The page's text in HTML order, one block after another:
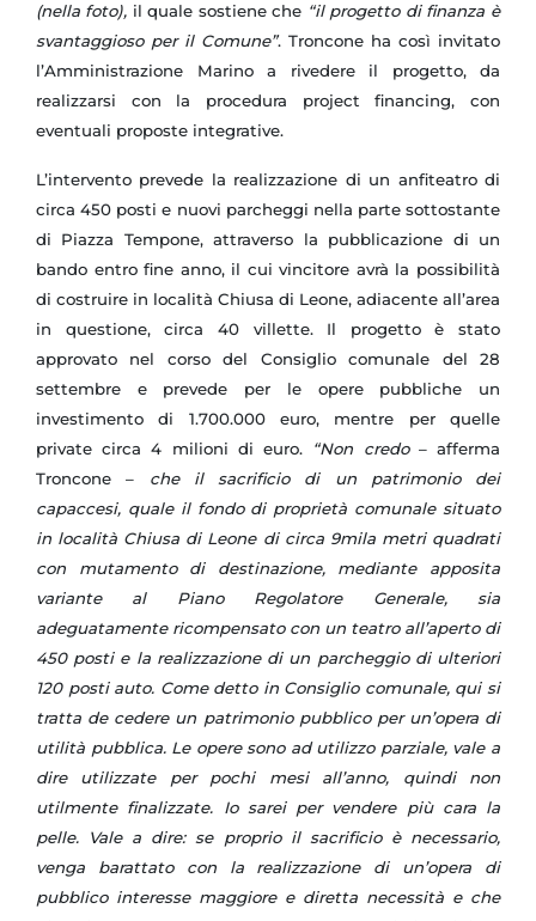
(nella foto), il quale sostiene che “il progetto di finanza è
svantaggioso per il Comune”. Troncone ha così invitato
l’Amministrazione Marino a rivedere il progetto, da
realizzarsi con la procedura project financing, con
eventuali proposte integrative.
L’intervento prevede la realizzazione di un anfiteatro di
circa 450 posti e nuovi parcheggi nella parte sottostante
di Piazza Tempone, attraverso la pubblicazione di un
bando entro fine anno, il cui vincitore avrà la possibilità
di costruire in località Chiusa di Leone, adiacente all’area
in questione, circa 40 villette. Il progetto è stato
approvato nel corso del Consiglio comunale del 28
settembre e prevede per le opere pubbliche un
investimento di 1.700.000 euro, mentre per quelle
private circa 4 milioni di euro.
“Non credo– afferma
Troncone – che il sacrificio di un patrimonio dei
capaccesi, quale il fondo di proprietà comunale situato
in località Chiusa di Leone di circa 9mila metri quadrati
con mutamento di destinazione, mediante apposita
variante al Piano Regolatore Generale, sia
adeguatamente ricompensato con un teatro all’aperto di
450 posti e la realizzazione di un parcheggio di ulteriori
120 posti auto. Come detto in Consiglio comunale, qui si
tratta de cedere un patrimonio pubblico per un’opera di
utilità pubblica. Le opere sono ad utilizzo parziale, vale a
dire utilizzate per pochi mesi all’anno, quindi non
utilmente finalizzate. Io sarei per vendere più cara la
pelle. Vale a dire: se proprio il sacrificio è necessario,
venga barattato con la realizzazione di un’opera di
pubblico interesse maggiore e diretta necessità e che